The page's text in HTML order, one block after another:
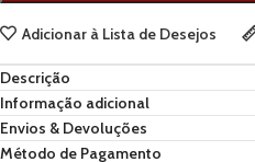
Adicionar à Lista de Desejos
Descrição
Informação adicional
Envios & Devoluções
Método de Pagamento